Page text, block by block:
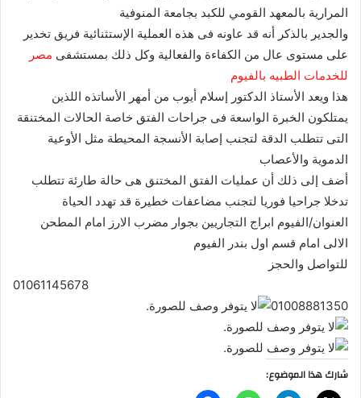
المرارية بالمعهد القومي للكبد بجامعة المنوفية
والجدير بالذكر أنه قد عاونه فى هذه العملية الإستثنائية فريق تخدير
على مستوى عال من الكفاءة والفعالية وكل ذلك بمستشفى مصر
للخدمات الطبيه بالفيوم
هذا ويعد الأستاذ الدكتور إسلام أيوب من أمهر الأساتذه اللذين
يمتلكون الخبرة الواسعة فى جراحات الفتق خاصة الحالات المختنقة
التى تتطلب الدقة لتجنب إصابة الأنسجة المحيطة مثل الأوعية
الدموية والأعصاب
أضف إلى ذلك أن عمليات الفتق المختنق هى حالة طارئة تتطلب
تدخلا جراحيا فوريا لتجنب مضاعفات خطيرة قد تهدد الحياة
العنوان/الفيوم ابراج التجاريين بجوار مضرب الارز امام المطحن
الالى امام قسم اول بندر الفيوم
للتواصل والحجز
01061145678
01008881350
شارك هذا الموضوع: